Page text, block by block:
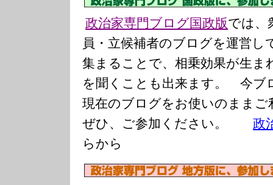
政治家専門ブログ国政版では、
員・立候補者のブログを運営し
集まることで、相乗効果が生ま
を聞くことも出来ます。 今ブ
現在のブログをお使いのまま
ぜひ、ご参加ください。政
らから